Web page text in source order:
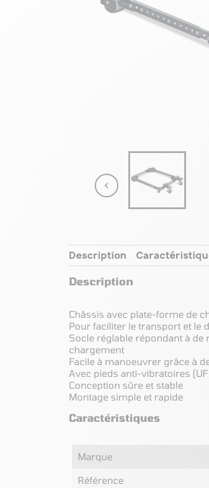

Description
Description
Châssis avec plate-forme de
Pour faciliter le transport et le
Socle réglable répondant à
chargement
Facile à manoeuvrer grâce à
Avec pieds anti-vibratoires
Conception sûre et stable
Montage simple et rapide
Caractéristiques
Marque
Référence